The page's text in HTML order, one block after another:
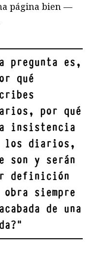
página bien —
pregunta es,
qué
por qué
insistencia
los diarios,
son y serán
definición
siempre
de una
"